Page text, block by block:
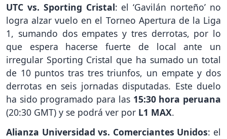
UTC vs. Sporting Cristal: el ‘Gavilán norteño’ no
logra alzar vuelo en el Torneo Apertura de la Liga
1, sumando dos empates y tres derrotas, por lo
que espera hacerse fuerte de local ante un
irregular Sporting Cristal que ha sumado un total
de 10 puntos tras tres triunfos, un empate y dos
derrotas en seis jornadas disputadas. Este duelo
ha sido programado para las 15:30 hora peruana
(20:30 GMT) y se podrá ver por L1 MAX.
Alianza Universidad vs. Comerciantes Unidos: el